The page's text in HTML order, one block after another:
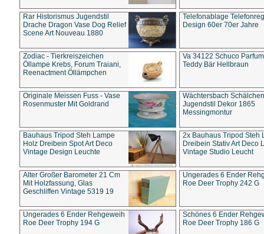
Rar Historismus Jugendstil
Drache Dragon Vase Dog Relief
Scene Art Nouveau 1880
Telefonablage
Design 60er 70er Jahre
Zodiac - Tierkreiszeichen
Öllampe Krebs, Forum Traiani,
Reenactment Öllämpchen
Va 34122 Schuco
Teddy Bär Hellbraun
Originale Meissen Fuss - Vase
Rosenmuster Mit Goldrand
Wächtersbach Schälchen
Jugendstil Dekor 1865
Messingmontur
Bauhaus Tripod Steh Lampe
Holz Dreibein Spot Art Deco
Vintage Design Leuchte
2x Bauhaus Tripod Steh
Dreibein Stativ Art Deco
Vintage Studio Leucht
Alter Großer Barometer 21 Cm
Mit Holzfassung, Glas
Geschliffen Vintage 5319 19
Ungerades 6 Ender
Roe Deer Trophy 242 G
Ungerades 6 Ender Rehgeweih
Roe Deer Trophy 194 G
Schönes 6 Ender
Roe Deer Trophy 186 G